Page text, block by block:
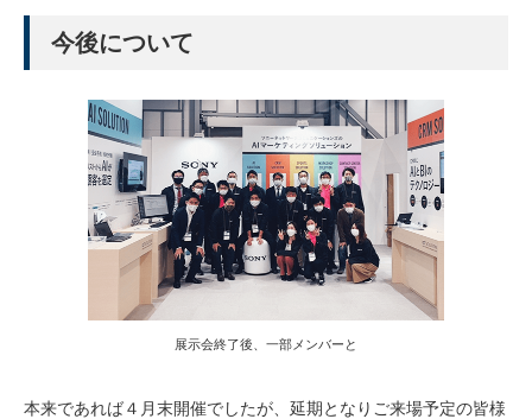
今後について
展示会終了後、一部メンバーと
本来であれば４月末開催でしたが、延期となりご来場予定の皆様